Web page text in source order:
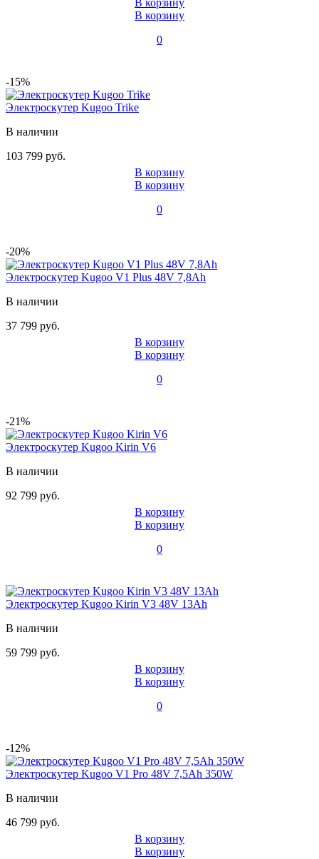
В корзину
В корзину
0
-15%
Электроскутер Kugoo Trike
В наличии
103 799 руб.
В корзину
В корзину
0
-20%
Электроскутер Kugoo V1 Plus 48V 7,8Ah
В наличии
37 799 руб.
В корзину
В корзину
0
-21%
Электроскутер Kugoo Kirin V6
В наличии
92 799 руб.
В корзину
В корзину
0
Электроскутер Kugoo Kirin V3 48V 13Ah
В наличии
59 799 руб.
В корзину
В корзину
0
-12%
Электроскутер Kugoo V1 Pro 48V 7,5Ah 350W
В наличии
46 799 руб.
В корзину
В корзину